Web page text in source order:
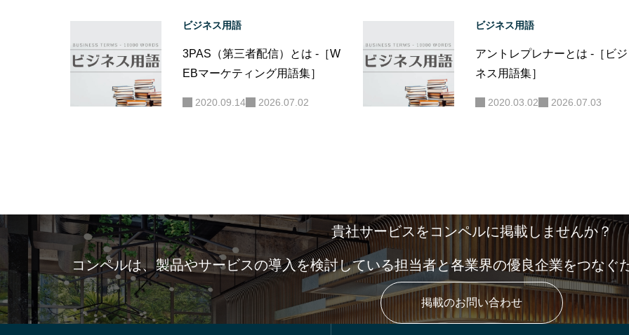
ビジネス用語
3PAS（第三者配信）とは -［W
EBマーケティング用語集］
2020.09.14 2026.07.02
ビジネス用語
アントレプレナーとは -［ビジ
ネス用語集］
2020.03.02 2026.07.03
貴社サービスをコンペルに掲載しませんか？
コンペルは、製品やサービスの導入を検討している担当者と各業界の優良企業をつなぐ
掲載のお問い合わせ